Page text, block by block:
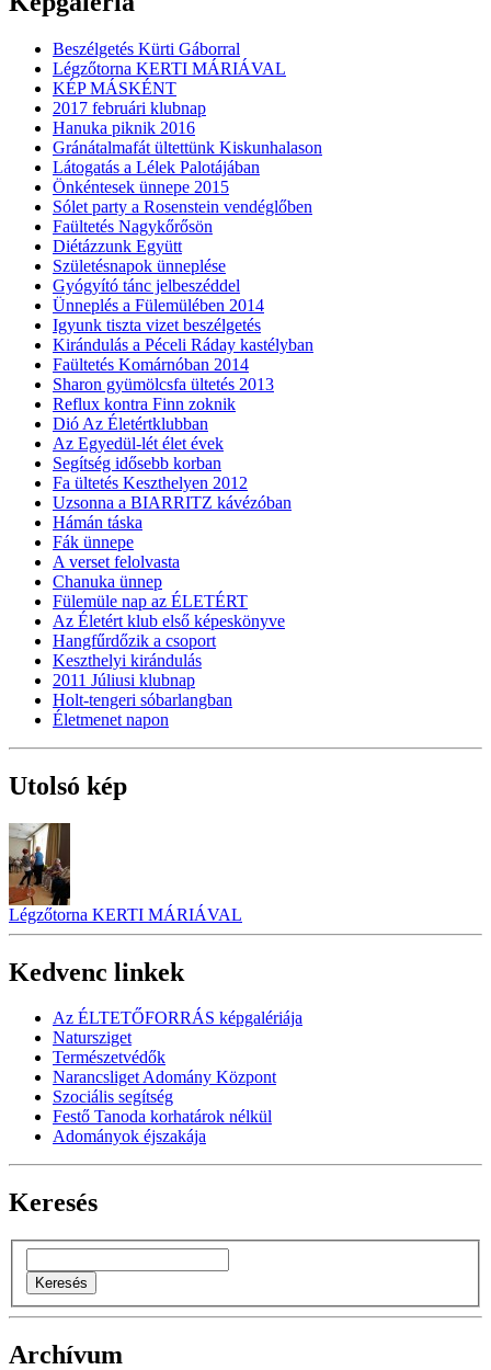
Beszélgetés Kürti Gáborral
Légzőtorna KERTI MÁRIÁVAL
KÉP MÁSKÉNT
2017 februári klubnap
Hanuka piknik 2016
Gránátalmafát ültettünk Kiskunhalason
Látogatás a Lélek Palotájában
Önkéntesek ünnepe 2015
Sólet party a Rosenstein vendéglőben
Faültetés Nagykőrősön
Diétázzunk Együtt
Születésnapok ünneplése
Gyógyító tánc jelbeszéddel
Ünneplés a Fülemülében 2014
Igyunk tiszta vizet beszélgetés
Kirándulás a Péceli Ráday kastélyban
Faültetés Komárnóban 2014
Sharon gyümölcsfa ültetés 2013
Reflux kontra Finn zoknik
Dió Az Életértklubban
Az Egyedül-lét élet évek
Segítség idősebb korban
Fa ültetés Keszthelyen 2012
Uzsonna a BIARRITZ kávézóban
Hámán táska
Fák ünnepe
A verset felolvasta
Chanuka ünnep
Fülemüle nap az ÉLETÉRT
Az Életért klub első képeskönyve
Hangfűrdőzik a csoport
Keszthelyi kirándulás
2011 Júliusi klubnap
Holt-tengeri sóbarlangban
Életmenet napon
Utolsó kép
Légzőtorna KERTI MÁRIÁVAL
Kedvenc linkek
Az ÉLTETŐFORRÁS képgalériája
Natursziget
Természetvédők
Narancsliget Adomány Központ
Szociális segítség
Festő Tanoda korhatárok nélkül
Adományok éjszakája
Keresés
Archívum